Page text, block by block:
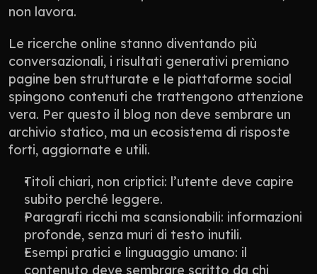
non lavora.
Le ricerche online stanno diventando più
conversazionali, i risultati generativi premiano
pagine ben strutturate e le piattaforme social
spingono contenuti che trattengono attenzione
vera. Per questo il blog non deve sembrare un
archivio statico, ma un ecosistema di risposte
forti, aggiornate e utili.
Titoli chiari, non criptici: l’utente deve capire
subito perché leggere.
Paragrafi ricchi ma scansionabili: informazioni
profonde, senza muri di testo inutili.
Esempi pratici e linguaggio umano: il
contenuto deve sembrare scritto da chi